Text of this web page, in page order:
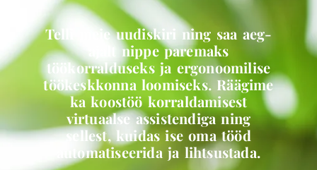
Telli meie uudiskiri ning saa aeg-
ajalt nippe paremaks
töökorralduseks ja ergonoomilise
töökeskkonna loomiseks. Räägime
ka koostöö korraldamisest
virtuaalse assistendiga ning
sellest, kuidas ise oma tööd
automatiseerida ja lihtsustada.